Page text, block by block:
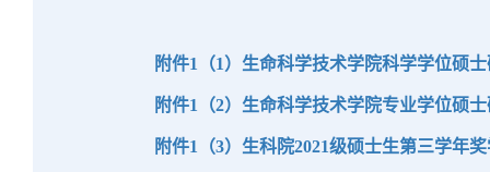
附件1（1）生命科学技术学院科学学位硕
附件1（2）生命科学技术学院专业学位硕
附件1（3）生科院2021级硕士生第三学年